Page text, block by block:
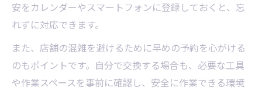
安をカレンダーやスマートフォンに登録しておくと、忘
れずに対応できます。
また、店舗の混雑を避けるために早めの予約を心がける
のもポイントです。自分で交換する場合も、必要な工具
や作業スペースを事前に確認し、安全に作業できる環境